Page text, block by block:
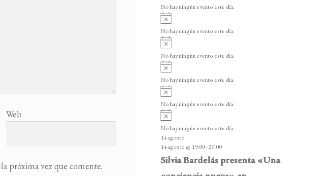
Web
próxima vez que comente.
e
n
t
o
s
o
i
o
No hay ningún evento este día.
v
i
o
No hay ningún evento este día.
A
v
i
o
No hay ningún evento este día.
A
v
i
o
No hay ningún evento este día.
v
i
o
No hay ningún evento este día.
v
i
s
o
No hay ningún evento este día.
14 agosto
14 agosto @ 19:00-20:00
Silvia Bardelás presenta «Una